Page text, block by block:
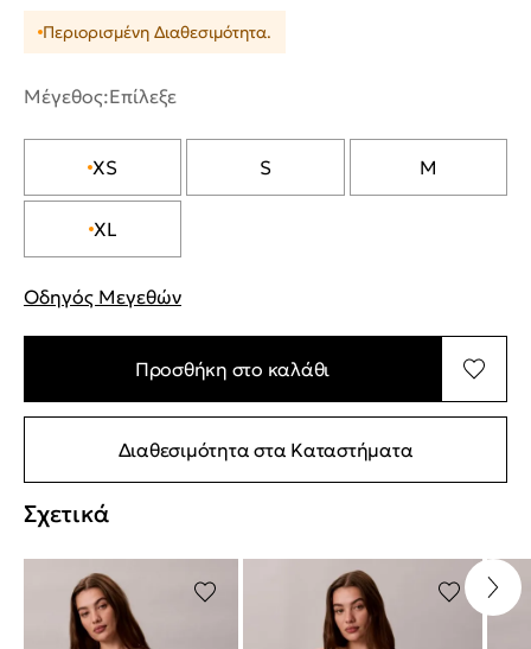
Περιορισμένη Διαθεσιμότητα.
Μέγεθος:Επίλεξε
XS S M
XL
Οδηγός Μεγεθών
Προσθήκη στο καλάθι
Διαθεσιμότητα στα Καταστήματα
Σχετικά